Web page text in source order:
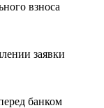
взноса
заявки
банком